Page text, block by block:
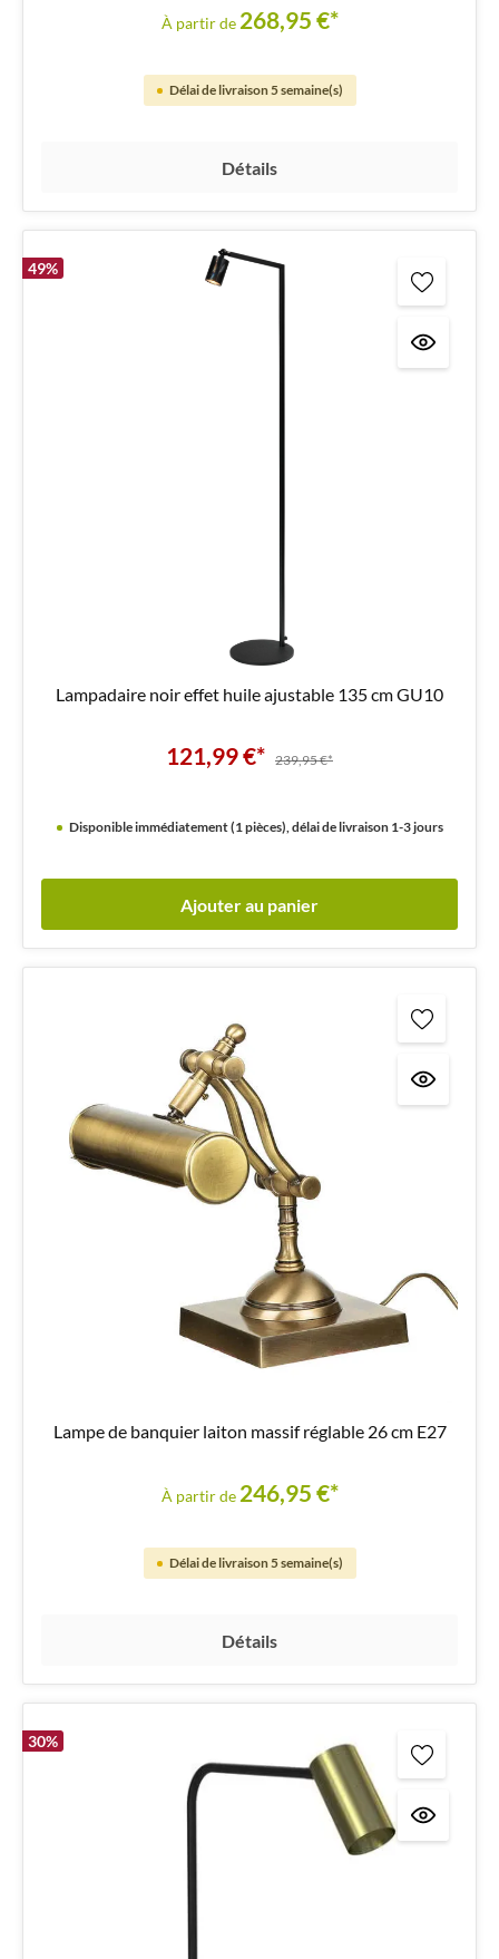
À partir de 268,95 €*
Délai de livraison 5 semaine(s)
Détails
49%
Lampadaire noir effet huile ajustable 135 cm GU10
121,99 €* 239,95 €*
Disponible immédiatement (1 pièces), délai de livraison 1-3 jours
Ajouter au panier
Lampe de banquier laiton massif réglable 26 cm E27
À partir de 246,95 €*
Délai de livraison 5 semaine(s)
Détails
30%